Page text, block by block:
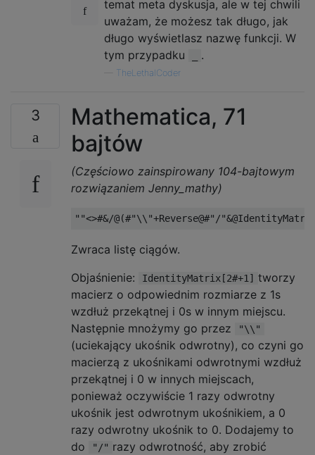
temat meta dyskusja, ale w tej chwili
uważam, że możesz tak długo, jak
długo wyświetlasz nazwę funkcji. W
tym przypadku
.
TheLethalCoder
3
Mathematica, 71
bajtów
(Częściowo zainspirowany 104-bajtowym
rozwiązaniem Jenny_mathy)
Zwraca listę ciągów.
Objaśnienie:
IdentityMatrix[2#+1] tworzy
macierz o odpowiednim rozmiarze z 1s
wzdłuż przekątnej i 0s w innym miejscu.
Następnie mnożymy go przez
"\\"
(uciekający ukośnik odwrotny), co czyni go
macierzą z ukośnikami odwrotnymi wzdłuż
przekątnej i 0 w innych miejscach,
ponieważ oczywiście 1 razy odwrotny
ukośnik jest odwrotnym ukośnikiem, a 0
razy odwrotny ukośnik to 0. Dodajemy to
do
"/" razy odwrotność, aby zrobić